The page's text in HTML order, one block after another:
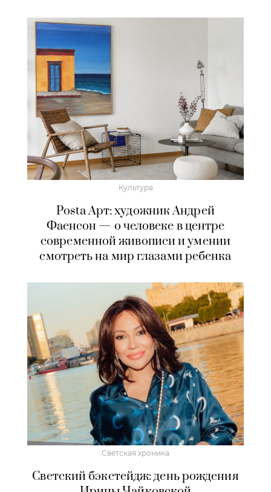
Культура
Posta Арт: художник Андрей
Фаенсон — о человеке в центре
современной живописи и умении
смотреть на мир глазами ребенка
Светская хроника
Светский бэкстейдж: день рождения